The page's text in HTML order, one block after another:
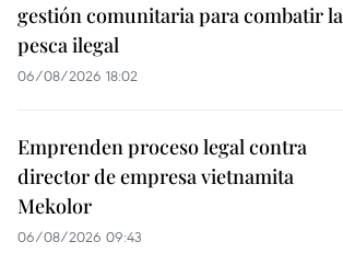
gestión comunitaria para combatir la
pesca ilegal
06/08/2026 18:02
Emprenden proceso legal contra
director de empresa vietnamita
Mekolor
06/08/2026 09:43